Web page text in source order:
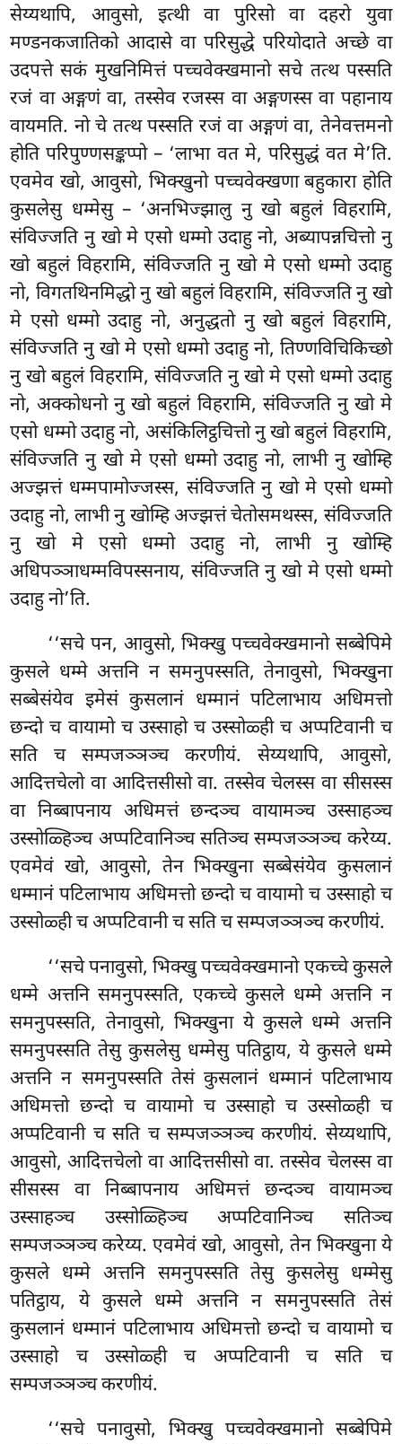
सेय्यथापि, आवुसो, इत्थी वा पुरिसो वा दहरो युवा
मण्डनकजातिको आदासे वा परिसुद्धे परियोदाते अच्छे वा
उदपत्ते सकं मुखनिमित्तं पच्चवेक्खमानो सचे तत्थ पस्सति
रजं वा अङ्गणं वा, तस्सेव रजस्स वा अङ्गणस्स वा पहानाय
वायमति. नो चे तत्थ पस्सति रजं वा अङ्गणं वा, तेनेवत्तमनो
होति परिपुण्णसङ्कप्पो– ‘लाभा वत मे, परिसुद्धं वत मे’ति.
एवमेव खो, आवुसो, भिक्खुनो पच्चवेक्खणा बहुकारा होति
कुसलेसु धम्मेसु – ‘अनभिज्झालु नु खो बहुलं विहरामि,
संविज्जति नु खो मे एसो धम्मो उदाहु नो, अब्यापन्नचित्तो नु
खो बहुलं विहरामि, संविज्जति नु खो मे एसो धम्मो उदाहु
नो, विगतथिनमिद्धो नु खो बहुलंविहरामि, संविज्जति नु खो
मे एसो धम्मो उदाहु नो, अनुद्धतो नु खो बहुलं विहरामि,
संविज्जति नु खो मे एसो धम्मो उदाहु नो, तिण्णविचिकिच्छो
नु खो बहुलं विहरामि, संविज्जति नु खो मे एसो धम्मो उदाहु
नो, अक्कोधनो नु खो बहुलं विहरामि, संविज्जति नु खो मे
एसो धम्मो उदाहुनो, असंकिलिट्ठचित्तो नु खो बहुलं विहरामि,
संविज्जति नु खो मे एसो धम्मो उदाहु नो, लाभी नु खोम्हि
अज्झत्तं धम्मपामोज्जस्स, संविज्जति नु खो मे एसो धम्मो
उदाहु नो, लाभी नु खोम्हि अज्झत्तं चेतोसमथस्स, संविज्जति
नु खो मे एसो धम्मो उदाहु नो, लाभी नु खोम्हि
अधिपञ्ञाधम्मविपस्सनाय, संविज्जति नु खो मे एसो धम्मो
उदाहु नो’ति.
‘‘सचे पन, आवुसो, भिक्खु पच्चवेक्खमानो सब्बेपिमे
कुसले धम्मे अत्तनि न समनुपस्सति, तेनावुसो, भिक्खुना
सब्बेसंयेव इमेसं कुसलानं धम्मानं पटिलाभाय अधिमत्तो
छन्दो च वायामो च उस्साहो च उस्सोळ्ही च अप्पटिवानी च
सति च सम्पजञ्ञञ्च करणीयं. सेय्यथापि, आवुसो,
आदित्तचेलो वा आदित्तसीसो वा. तस्सेव चेलस्स वा सीसस्स
वा निब्बापनाय अधिमत्तं छन्दञ्च वायामञ्च उस्साहञ्च
उस्सोळ्हिञ्च अप्पटिवानिञ्च सतिञ्च सम्पजञ्ञञ्च करेय्य.
एवमेवं खो, आवुसो, तेन भिक्खुना सब्बेसंयेव कुसलानं
धम्मानं पटिलाभाय अधिमत्तो छन्दो च वायामो च उस्साहो च
उस्सोळ्ही च अप्पटिवानी च सति च सम्पजञ्ञञ्च करणीयं.
‘‘सचे पनावुसो, भिक्खु पच्चवेक्खमानो एकच्चे कुसले
धम्मे अत्तनि समनुपस्सति, एकच्चे कुसले धम्मे अत्तनि न
समनुपस्सति, तेनावुसो, भिक्खुना ये कुसले धम्मे अत्तनि
समनुपस्सति तेसु कुसलेसु धम्मेसु पतिट्ठाय, ये कुसले धम्मे
अत्तनि न समनुपस्सति तेसं कुसलानं धम्मानं पटिलाभाय
अधिमत्तो छन्दो च वायामो च उस्साहो च उस्सोळ्ही च
अप्पटिवानी च सति च सम्पजञ्ञञ्च करणीयं. सेय्यथापि,
आवुसो, आदित्तचेलो वा आदित्तसीसो वा. तस्सेव चेलस्स वा
सीसस्स वा निब्बापनाय अधिमत्तं छन्दञ्च वायामञ्च
उस्साहञ्च उस्सोळ्हिञ्च अप्पटिवानिञ्च सतिञ्च
सम्पजञ्ञञ्च करेय्य. एवमेवं खो, आवुसो, तेन भिक्खुना ये
कुसले धम्मे अत्तनि समनुपस्सति तेसु कुसलेसु धम्मेसु
पतिट्ठाय, ये कुसले धम्मे अत्तनि न समनुपस्सति तेसं
कुसलानं धम्मानं पटिलाभायअधिमत्तो छन्दो च वायामो च
उस्साहो च उस्सोळ्ही च अप्पटिवानी च सति च
सम्पजञ्ञञ्च करणीयं.
‘‘सचे पनावुसो, भिक्खु पच्चवेक्खमानो सब्बेपिमे